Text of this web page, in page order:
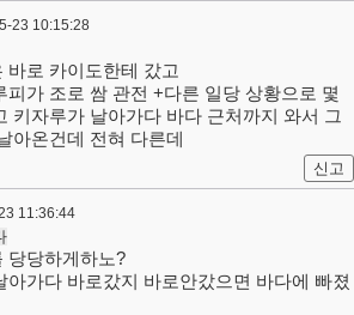
23 10:15:28
바로 카이도한테 갔고
피가 조로 쌈 관전 +다른 일당 상황으로 몇
키자루가 날아가다 바다 근처까지 와서 그
아온건데 전혀 다른데
신고
11:36:44
당당하게하노?
아가다 바로갔지 바로안갔으면 바다에 빠졌